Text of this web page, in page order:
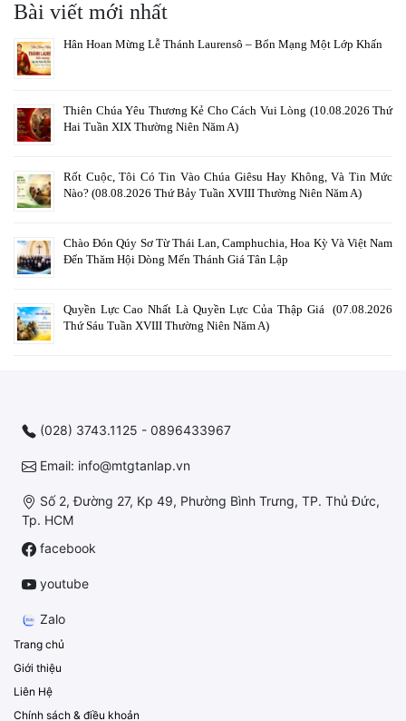
Bài viết mới nhất
Hân Hoan Mừng Lễ Thánh Laurensô – Bổn Mạng Một Lớp Khấn
Thiên Chúa Yêu Thương Kẻ Cho Cách Vui Lòng (10.08.2026 Thứ
Hai Tuần XIX Thường Niên Năm A)
Rốt Cuộc, Tôi Có Tin Vào Chúa Giêsu Hay Không, Và Tin Mức
Nào? (08.08.2026 Thứ Bảy Tuần XVIII Thường Niên Năm A)
Chào Đón Qúy Sơ Từ Thái Lan, Camphuchia, Hoa Kỳ Và Việt Nam
Đến Thăm Hội Dòng Mến Thánh Giá Tân Lập
Quyền Lực Cao Nhất Là Quyền Lực Của Thập Giá (07.08.2026
Thứ Sáu Tuần XVIII Thường Niên Năm A)
(028) 3743.1125 - 0896433967
Email: info@mtgtanlap.vn
Số 2, Đường 27, Kp 49, Phường Bình Trưng, TP. Thủ Đức,
Tp. HCM
facebook
youtube
Zalo
Trang chủ
Giới thiệu
Liên Hệ
Chính sách & điều khoản